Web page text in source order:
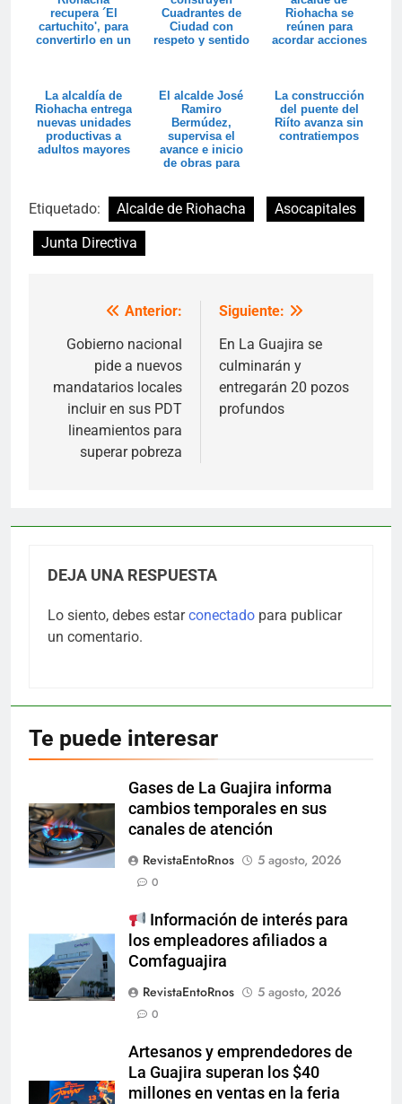
recupera ´El
cartuchito', para
convertirlo en un
Cuadrantes de
Ciudad con
respeto y sentido
Riohacha se
reúnen para
acordar acciones
La alcaldía de
Riohacha entrega
nuevas unidades
productivas a
adultos mayores
El alcalde José
Ramiro
Bermúdez,
supervisa el
avance e inicio
de obras para
La construcción
del puente del
Riíto avanza sin
contratiempos
Etiquetado: Alcalde de Riohacha
Asocapitales
Junta Directiva
Navegación
de
entradas
Anterior:
Gobierno nacional
pide a nuevos
mandatarios locales
incluir en sus PDT
lineamientos para
superar pobreza
Siguiente:
En La Guajira se
culminarán y
entregarán 20 pozos
profundos
DEJA UNA RESPUESTA
Lo siento, debes estarconectado para publicar
un comentario.
Te puede interesar
Gases de La Guajira informa
cambios temporales en sus
canales de atención
RevistaEntoRnos
5 agosto, 2026
0
Información de interés para
los empleadores afiliados a
Comfaguajira
RevistaEntoRnos
5 agosto, 2026
0
Artesanos y emprendedores de
La Guajira superan los $40
millones en ventas en la feria